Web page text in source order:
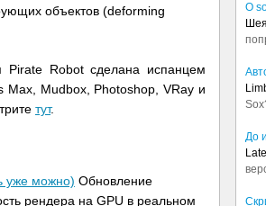
объектов (deforming
Pirate Robot сделана испанцем
Mudbox, Photoshop, VRay и
тут.
уже можно) Обновление
рендера на GPU в реальном
О
До